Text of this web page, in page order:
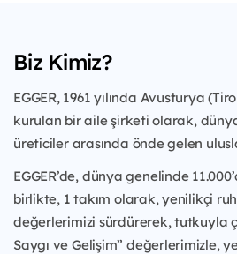
Biz Kimiz?
EGGER, 1961 yılında Avusturya
kurulan bir aile şirketi olarak,
üreticiler arasında önde gelen
EGGER’de, dünya genelinde
birlikte, 1 takım olarak, yenilikçi
değerlerimizi sürdürerek, tutkuyla
Saygı ve Gelişim” değerlerimizle,